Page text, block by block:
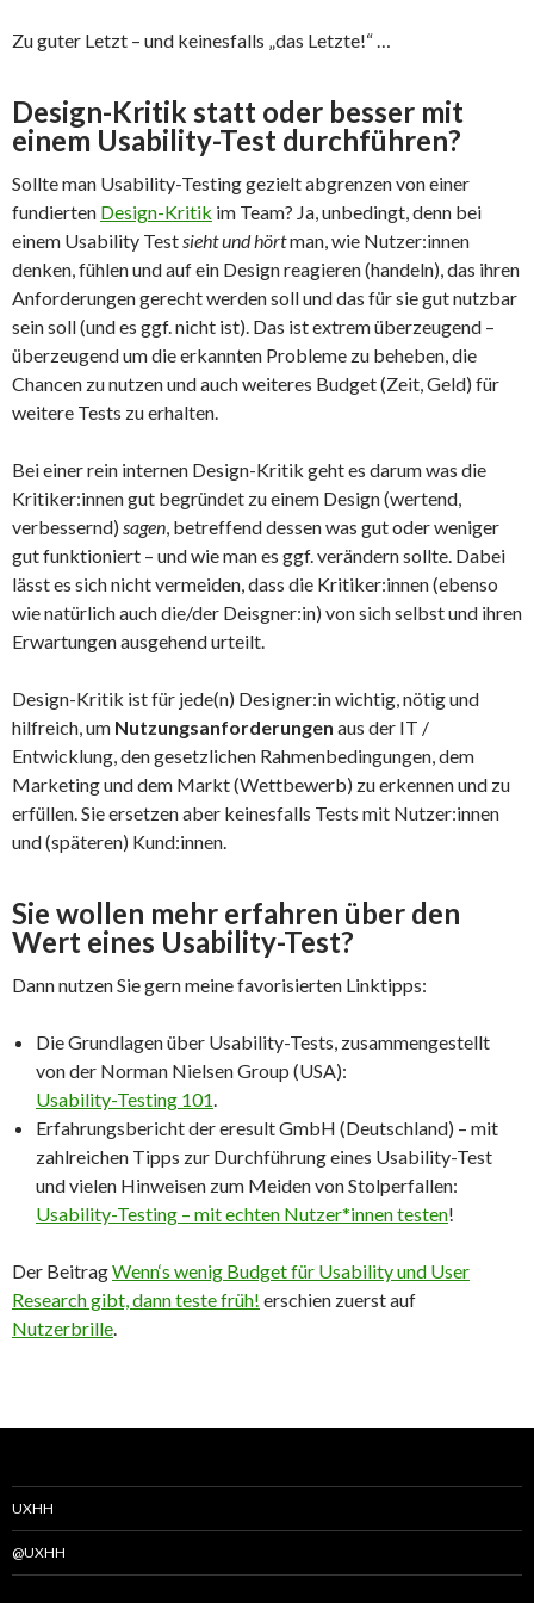
Zu guter Letzt – und keinesfalls „das Letzte!“ …
Design-Kritik statt oder besser mit
einem Usability-Test durchführen?
Sollte man Usability-Testing gezielt abgrenzen von einer
fundierten Design-Kritik im Team? Ja, unbedingt, denn bei
einem Usability Test sieht und hörtman, wie Nutzer:innen
denken, fühlen und auf ein Design reagieren (handeln), das ihren
Anforderungen gerecht werden soll und das für sie gut nutzbar
sein soll (und es ggf. nicht ist). Das ist extrem überzeugend –
überzeugend um die erkannten Probleme zu beheben, die
Chancen zu nutzen und auch weiteres Budget (Zeit, Geld) für
weitere Tests zu erhalten.
Bei einer rein internen Design-Kritik geht es darum was die
Kritiker:innen gut begründet zu einem Design (wertend,
verbessernd) sagen , betreffend dessen was gut oder weniger
gut funktioniert – und wie man es ggf. verändern sollte. Dabei
lässt es sich nicht vermeiden, dass die Kritiker:innen (ebenso
wie natürlich auch die/der Deisgner:in) von sich selbst und ihren
Erwartungen ausgehend urteilt.
Design-Kritik ist für jede(n) Designer:in wichtig, nötig und
hilfreich, um Nutzungsanforderungen aus der IT /
Entwicklung, den gesetzlichen Rahmenbedingungen, dem
Marketing und dem Markt (Wettbewerb) zu erkennen und zu
erfüllen. Sie ersetzen aber keinesfalls Tests mit Nutzer:innen
und (späteren) Kund:innen.
Sie wollen mehr erfahren über den
Wert eines Usability-Test?
Dann nutzen Sie gern meine favorisierten Linktipps:
Die Grundlagen über Usability-Tests, zusammengestellt
von der Norman Nielsen Group (USA):
Usability-Testing 101
Erfahrungsbericht der eresult GmbH (Deutschland) – mit
zahlreichen Tipps zur Durchführung eines Usability-Test
und vielen Hinweisen zum Meiden von Stolperfallen:
Usability-Testing – mit echten Nutzer*innen testen!
Der BeitragWenn‘s wenig Budget für Usability und User
Research gibt, dann teste früh! erschien zuerst auf
Nutzerbrille
UXHH
@UXHH